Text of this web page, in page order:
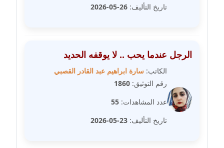
مدونة ريهام الخميسي
مدونة زينات مطاوع
عاملة
تاريخ التأليف: 26-05-2026
الرجل عندما يحب .. لا يوقفه الحديد
الكاتب: سارة ابراهيم عبد القادر القصبي
رقم التوثيق: 1860
عدد المشاهدات: 55
تاريخ التأليف: 23-05-2026